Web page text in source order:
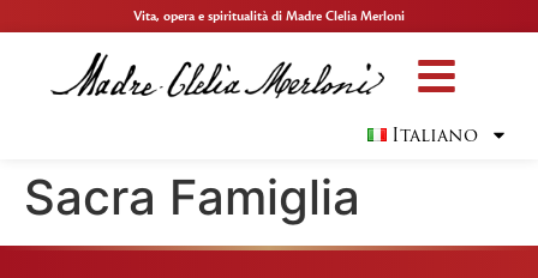
Vita, opera e spiritualità di Madre Clelia Merloni
Italiano
Sacra Famiglia